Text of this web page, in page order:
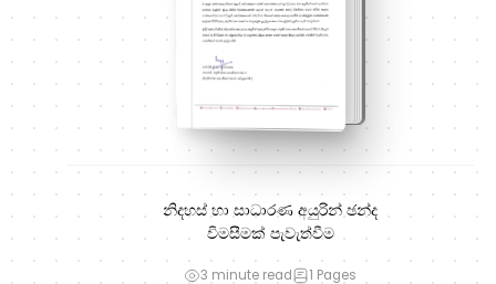
නිදහස් හා සාධාරණ අයුරින් ඡන්ද
විමසීමක් පැවැත්වීම
3 minute read 1 Pages